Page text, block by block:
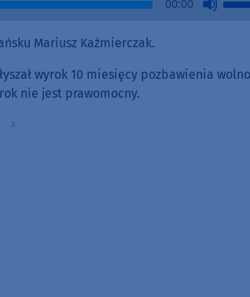
00:00
to
Mariusz Kaźmierczak.
wyrok 10 miesięcy pozbawienia
nie jest prawomocny.